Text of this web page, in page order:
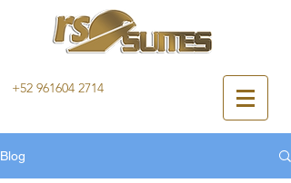
+52 961604 2714
Blog